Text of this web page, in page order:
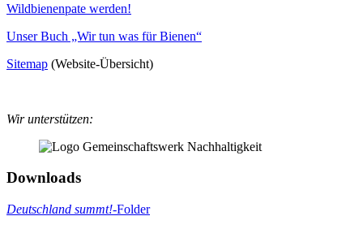
Wildbienenpate werden!
Unser Buch „Wir tun was für Bienen“
Sitemap (Website-Übersicht)
Wir unterstützen:
Downloads
Deutschland summt!-Folder